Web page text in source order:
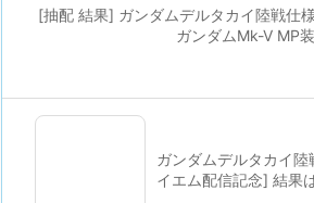
[抽配 結果] ガンダムデルタカイ陸戦仕
ガンダムMk-V MP
ガンダムデルタカイ
イエム配信記念] 結果